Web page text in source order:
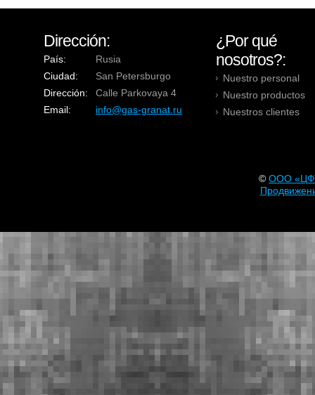
Dirección:
País:
Rusia
Ciudad:
San Petersburgo
Dirección:
Calle Parkovaya 4
Email:
info@gas-granat.ru
¿Por qué
nosotros?:
Nuestro personal
Nuestro productos
Nuestros clientes
© OOO